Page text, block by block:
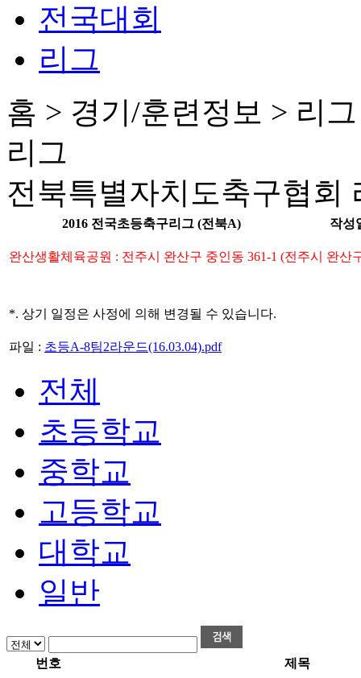
전국대회
리그
홈 > 경기/훈련정보 > 리그
리그
전북특별자치도축구협회
2016 전국초등축구리그 (전북A) 작성
완산생활체육공원 : 전주시 완산구 중인동 361-1 (전주시 완산
*. 상기 일정은 사정에 의해 변경될 수 있습니다.
파일 : 초등A-8팀2라운드(16.03.04).pdf
전체
초등학교
중학교
고등학교
대학교
일반
번호
제목